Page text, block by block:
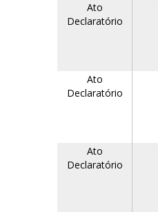
Ato
Declaratório
Ato
Declaratório
Ato
Declaratório